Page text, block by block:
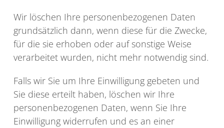
Wir löschen Ihre personenbezogenen Daten
grundsätzlich dann, wenn diese für die Zwecke,
für die sie erhoben oder auf sonstige Weise
verarbeitet wurden, nicht mehr notwendig sind.
Falls wir Sie um Ihre Einwilligung gebeten und
Sie diese erteilt haben, löschen wir Ihre
personenbezogenen Daten, wenn Sie Ihre
Einwilligung widerrufen und es an einer